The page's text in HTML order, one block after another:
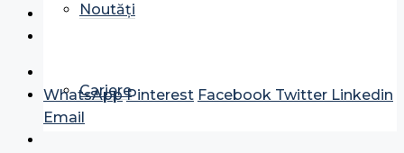
Noutăți
Cariere
WhatsApp Pinterest Facebook Twitter Linkedin
Email